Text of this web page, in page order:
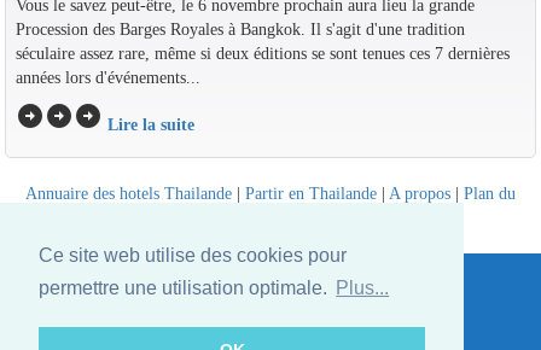
Ce site web utilise des cookies pour
permettre une utilisation optimale.
Plus...
Vous le savez peut-être, le 6 novembre prochain aura lieu la grande
Procession des Barges Royales à Bangkok. Il s'agit d'une tradition
séculaire assez rare, même si deux éditions se sont tenues ces 7 dernières
années lors d'événements...
arrow_circle_rightarrow_circle_rightarrow_circle_right Lire la suite
Annuaire des hotels Thailande | Partir en Thailande | A propos | Plan du